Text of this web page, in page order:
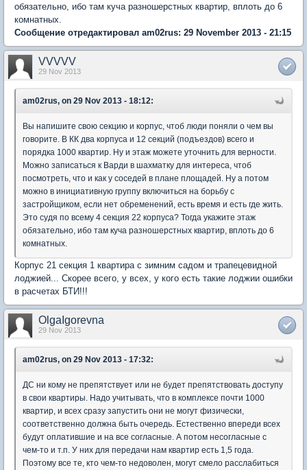
обязательно, ибо там куча разношерстных квартир, вплоть до 6
комнатных.
Сообщение отредактировал am02rus: 29 November 2013 - 21:15
VVVVV
29 Nov 2013
am02rus, on 29 Nov 2013 - 18:12:
Вы напишите свою секцию и корпус, чтоб люди поняли о чем вы
говорите. В КК два корпуса и 12 секций (подъездов) всего и
порядка 1000 квартир. Ну и этаж можете уточнить для верности.
Можно записаться к Варди в шахматку для интереса, чтоб
посмотреть, что и как у соседей в плане площадей. Ну а потом
можно в инициативную группу включиться на борьбу с
застройщиком, если нет обременений, есть время и есть где жить.
Это судя по всему 4 секция 22 корпуса? Тогда укажите этаж
обязательно, ибо там куча разношерстных квартир, вплоть до 6
комнатных.
Корпус 21 секция 1 квартира с зимним садом и трапецевидной
лоджией... Скорее всего, у всех, у кого есть такие лоджии ошибки
в расчетах БТИ!!!
OlgaIgorevna
29 Nov 2013
am02rus, on 29 Nov 2013 - 17:32:
ДС ни кому не препятствует или не будет препятствовать доступу
в свои квартиры. Надо учитывать, что в комплексе почти 1000
квартир, и всех сразу запустить они не могут физически,
соответственно должна быть очередь. Естественно впереди всех
будут оплатившие и на все согласные. А потом несогласные с
чем-то и т.п. У них для передачи нам квартир есть 1,5 года.
Поэтому все те, кто чем-то недоволен, могут смело расслабиться